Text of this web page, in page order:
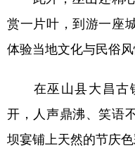
赏一片叶，到游一座
体验当地文化与民俗风
在巫山县大昌古
开，人声鼎沸、笑语
坝宴铺上天然的节庆色